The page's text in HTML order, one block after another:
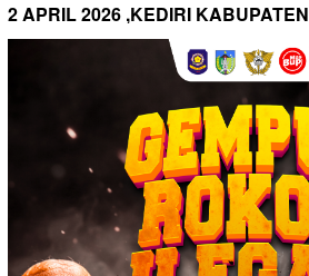
2 APRIL 2026 ,KEDIRI KABUPATEN